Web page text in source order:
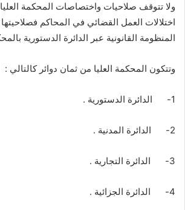
ولا تتوقف صلاحيات واختصاصات المحكمة
اختلالات العمل القضائي في المحاكم
المنظومة القانونية عبر الدائرة الدستورية
وتتكون المحكمة العليا من ثمان دوائر كالتالي :
1- الدائرة الدستورية .
2- الدائرة المدنية .
3- الدائرة التجارية .
4- الدائرة الجزائية .